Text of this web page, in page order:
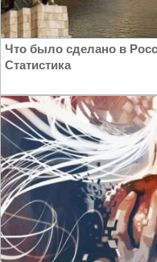
Что было сделано в
Статистика